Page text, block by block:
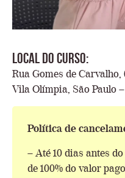
Local do Curso:
Rua Gomes de Carvalho,
Vila Olímpia, São Paulo –
Política de
– Até 10 dias antes
de 100% do valor